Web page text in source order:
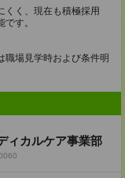
くく、現在も積極採用
す。
職場見学時および条件明
ィカルケア事業部